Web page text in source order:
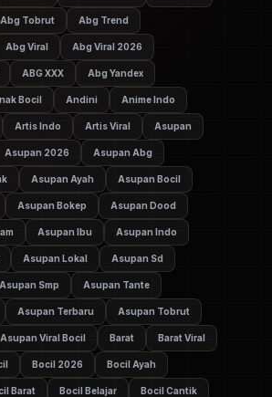
Abg Tobrut Abg Trend
Abg Viral Abg Viral 2026
ABG XXX Abg Yandex
Bocil Andini Anime Indo
Artis Indo Artis Viral Asupan
Asupan 2026 Asupan Abg
Asupan Ayah Asupan Bocil
Asupan Bokep Asupan Dood
Asupan Ibu Asupan Indo
Asupan Lokal Asupan Sd
Asupan Smp Asupan Tante
Asupan Terbaru Asupan Tobrut
Asupan Viral Bocil Barat Barat Viral
Bocil 2026 Bocil Ayah
Barat Bocil Belajar Bocil Cantik